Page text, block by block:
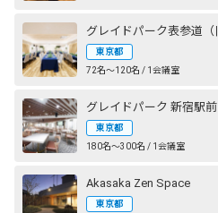
東京都
72名〜120名 / 1会議室
グレイドパーク 新宿駅前
東京都
180名〜300名 / 1会議室
Akasaka Zen Space
東京都